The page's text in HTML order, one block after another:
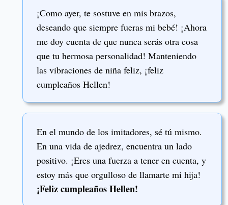
¡Como ayer, te sostuve en mis brazos,
deseando que siempre fueras mi bebé! ¡Ahora
me doy cuenta de que nunca serás otra cosa
que tu hermosa personalidad! Manteniendo
las vibraciones de niña feliz, ¡feliz
cumpleaños Hellen!
En el mundo de los imitadores, sé tú mismo.
En una vida de ajedrez, encuentra un lado
positivo. ¡Eres una fuerza a tener en cuenta, y
estoy más que orgulloso de llamarte mi hija!
¡Feliz cumpleaños Hellen!